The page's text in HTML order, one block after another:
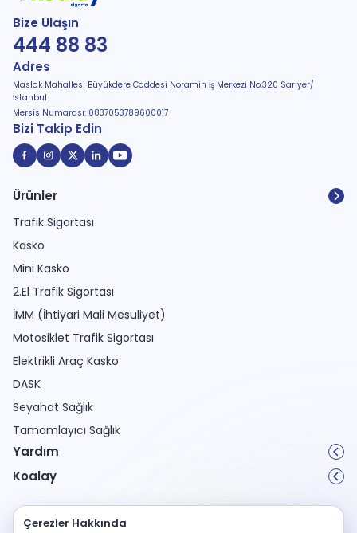
Çerezler Hakkında
Bize Ulaşın
444 88 83
Adres
Maslak Mahallesi Büyükdere Caddesi Noramin İş Merkezi No:320 Sarıyer/
İstanbul
Mersis Numarası: 0837053789600017
Bizi Takip Edin
Ürünler
Trafik Sigortası
Kasko
Mini Kasko
2.El Trafik Sigortası
İMM (İhtiyari Mali Mesuliyet)
Motosiklet Trafik Sigortası
Elektrikli Araç Kasko
DASK
Seyahat Sağlık
Tamamlayıcı Sağlık
Yardım
Koalay
Kişisel Verilerin Korunması